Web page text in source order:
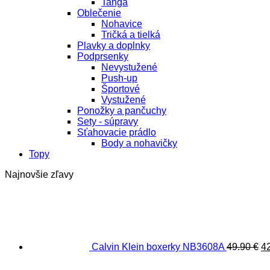
Tangá
Oblečenie
Nohavice
Tričká a tielká
Plavky a doplnky
Podprsenky
Nevystužené
Push-up
Športové
Vystužené
Ponožky a pančuchy
Sety - súpravy
Sťahovacie prádlo
Body a nohavičky
Topy
Najnovšie zľavy
Calvin Klein boxerky NB3608A 49.90€